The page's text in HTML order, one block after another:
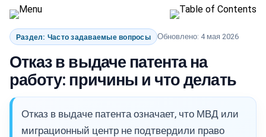
Раздел: Часто задаваемые вопросы Обновлено: 4 мая 2026
Отказ в выдаче патента на
работу: причины и что делать
Отказ в выдаче патента означает, что МВД или
миграционный центр не подтвердили право